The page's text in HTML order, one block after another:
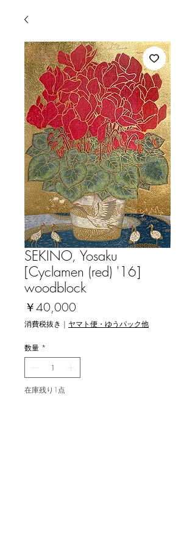
SEKINO, Yosaku
[Cyclamen (red) '16]
woodblock
￥40,000
格
消費税抜き | ヤマト便・ゆうパック他
数量 *
在庫残り1点